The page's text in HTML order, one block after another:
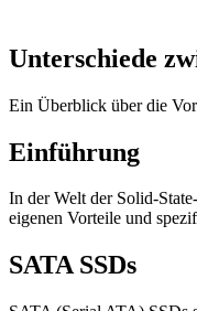
Unterschiede
Ein Überblick über die
Einführung
In der Welt der Solid-
eigenen Vorteile und
SATA SSDs